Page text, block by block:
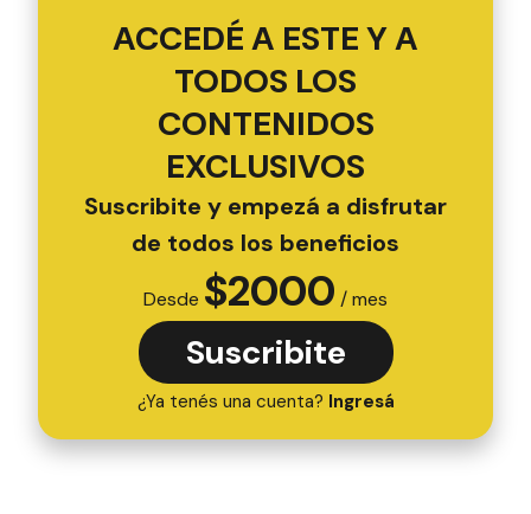
ACCEDÉ A ESTE Y A
TODOS LOS
CONTENIDOS
EXCLUSIVOS
Suscribite y empezá a disfrutar
de todos los beneficios
Desde $2000 / mes
Suscribite
¿Ya tenés una cuenta? Ingresá